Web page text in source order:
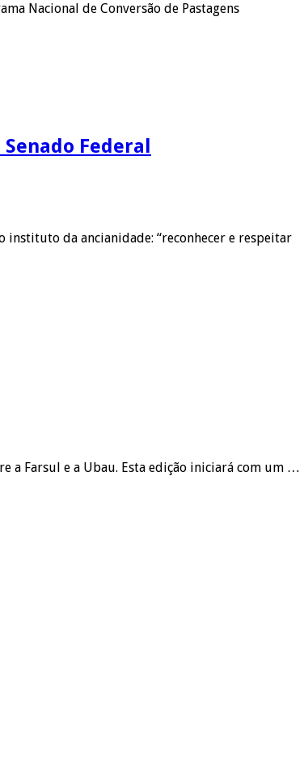
Nacional de Conversão de Pastagens
Federal
instituto da ancianidade: “reconhecer e respeitar
a Farsul e a Ubau. Esta edição iniciará com um …